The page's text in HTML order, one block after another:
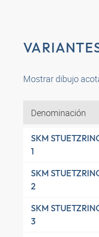
Mostrar dibujo
Denominación
SKM
1
SKM
2
SKM
3